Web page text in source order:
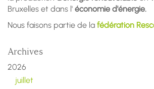
Bruxelles et dans l' économie d'énergie.
Nous faisons partie de la fédération
Archives
2026
juillet